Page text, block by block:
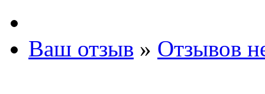
Ваш отзыв » Отзывов